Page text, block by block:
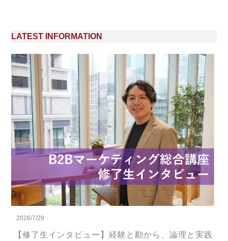
LATEST INFORMATION
2026/7/29
【修了生インタビュー】経験と勘から、論理と実践